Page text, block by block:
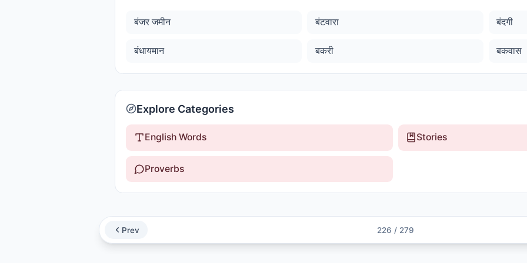
बंजर जमीन बंटवारा बंदगी
बंधायमान बकरी बकवास
Explore Categories
English Words Stories
Proverbs
Prev 226 / 279